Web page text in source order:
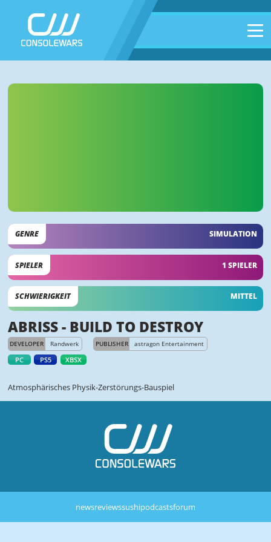
GENRE SIMULATION
SPIELER 1 SPIELER
SCHWIERIGKEIT MITTEL
ABRISS - BUILD TO DESTROY
DEVELOPER Randwerk PUBLISHER astragon Entertainment
PC PS5 XBSX
Atmosphärisches Physik-Zerstörungs-Bauspiel
newsreviewssushipodcastsforum